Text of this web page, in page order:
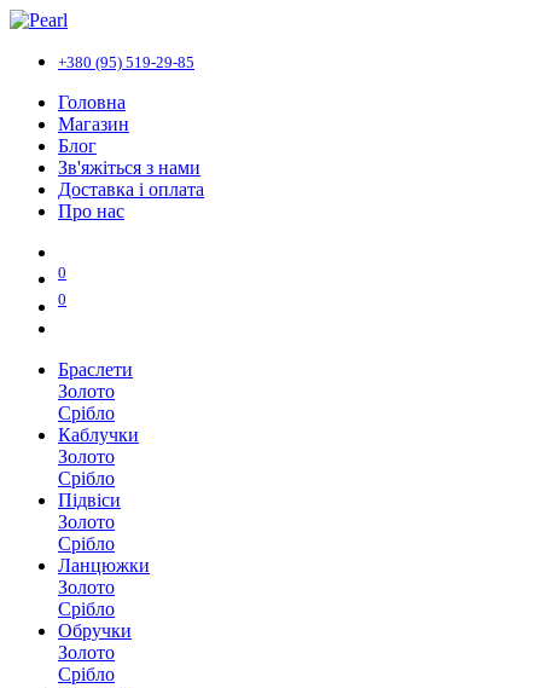
+380 (95) 519-29-85
Головна
Магазин
Блог
Зв'яжіться з нами
Доставка і оплата
Про нас
0
0
Браслети
Золото
Срібло
Каблучки
Золото
Срібло
Підвіси
Золото
Срібло
Ланцюжки
Золото
Срібло
Обручки
Золото
Срібло